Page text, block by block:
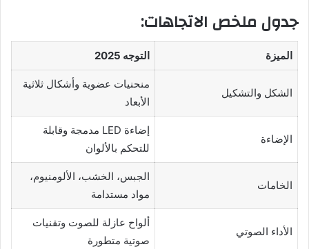
جدول ملخص الاتجاهات:
الميزة التوجه 2025
الشكل والتشكيل
منحنيات عضوية وأشكال ثلاثية
الأبعاد
الإضاءة
إضاءة LED مدمجة وقابلة
للتحكم بالألوان
الخامات
الجبس، الخشب، الألومنيوم،
مواد مستدامة
الأداء الصوتي
ألواح عازلة للصوت وتقنيات
صوتية متطورة